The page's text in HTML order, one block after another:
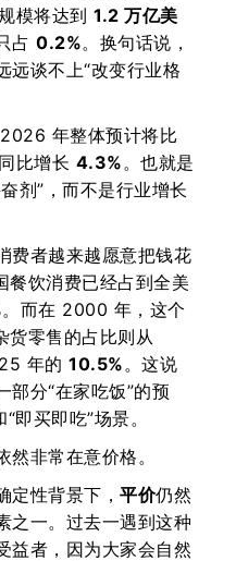
模将达到 1.2 万亿美
占 0.2%。换句话说，
远谈不上“改变行业格
年整体预计将比
同比增长 4.3%。也就是
剂”，而不是行业增长
费者越来越愿意把钱花
饮消费已经占到全美
。而在 2000 年，这个
货零售的占比则从
年的 10.5%。这说
部分“在家吃饭”的预
即买即吃”场景。
非常在意价格。
定性背景下， 平价仍然
之一。过去一遇到这种
益者，因为大家会自然